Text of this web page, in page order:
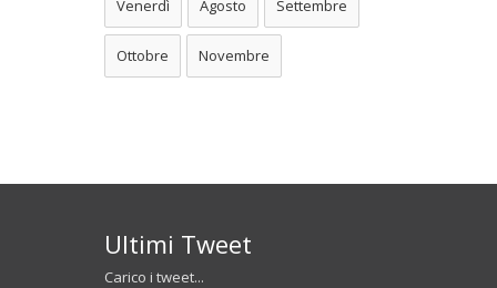
Venerdì Agosto Settembre
Ottobre Novembre
Ultimi Tweet
Carico i tweet...